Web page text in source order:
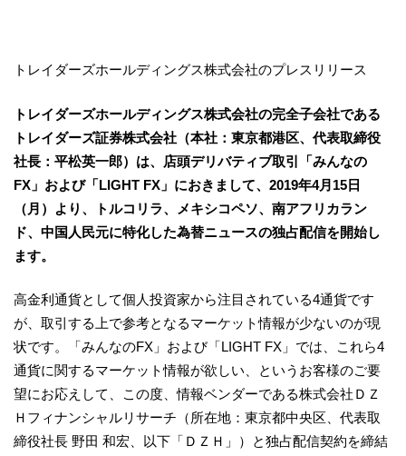
トレイダーズホールディングス株式会社のプレスリリース
トレイダーズホールディングス株式会社の完全子会社である
トレイダーズ証券株式会社（本社：東京都港区、代表取締役
社長：平松英一郎）は、店頭デリバティブ取引「みんなの
FX」および「LIGHT FX」におきまして、2019年4月15日
（月）より、トルコリラ、メキシコペソ、南アフリカラン
ド、中国人民元に特化した為替ニュースの独占配信を開始し
ます。
高金利通貨として個人投資家から注目されている4通貨です
が、取引する上で参考となるマーケット情報が少ないのが現
状です。「みんなのFX」および「LIGHT FX」では、これら4
通貨に関するマーケット情報が欲しい、というお客様のご要
望にお応えして、この度、情報ベンダーである株式会社ＤＺ
Ｈフィナンシャルリサーチ（所在地：東京都中央区、代表取
締役社長 野田 和宏、以下「ＤＺＨ」）と独占配信契約を締結